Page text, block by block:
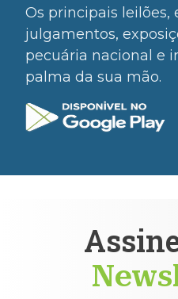
Os principais leilões,
julgamentos,
pecuária nacional e
palma da sua mão.